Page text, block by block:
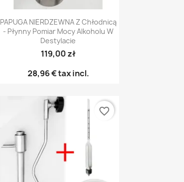
 Быстрый просмотр
PAPUGA NIERDZEWNA Z Chłodnicą
- Płynny Pomiar Mocy Alkoholu W
Destylacie
119,00 zł
28,96 €tax incl.
favorite_border